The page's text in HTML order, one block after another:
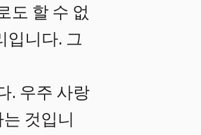
도 할 수 없
입니다. 그
. 우주 사랑
것입니